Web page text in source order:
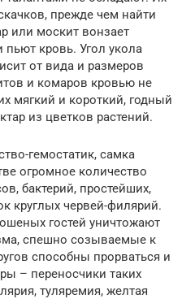
прежде чем найти
или москит вонзает
кровь. Угол укола
от вида и размеров
и комаров кровью не
мягкий и короткий, годный
из цветков растений.
гемостатик, самка
огромное количество
бактерий, простейших,
круглых червей-филярий.
гостей уничтожают
спешно созываемые к
способны прорваться и
– переносчики таких
туляремия, желтая